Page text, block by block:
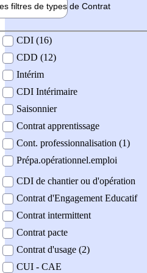
filtres de types de Contrat
contrat
CDI (16)
CDD (12)
Intérim
CDI Intérimaire
Saisonnier
Contrat apprentissage
Cont. professionnalisation (1)
Prépa.opérationnel.emploi
CDI de chantier ou d'opération
Contrat d'Engagement Educatif
Contrat intermittent
Contrat pacte
Contrat d'usage (2)
CUI - CAE